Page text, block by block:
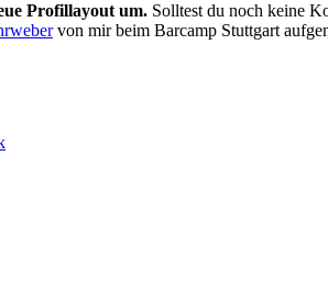
Profillayout um. Solltest du noch keine
von mir beim Barcamp Stuttgart